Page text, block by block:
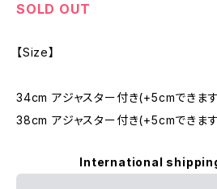
SOLD OUT
【Size】
34cm アジャスター付き(+5cmできま
38cm アジャスター付き(+5cmできま
International